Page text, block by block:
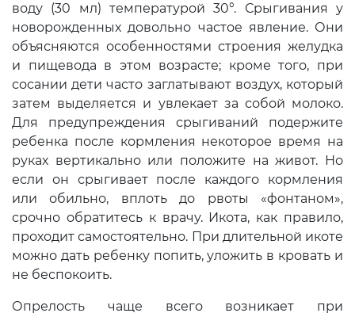
воду (30 мл) температурой 30°. Срыгивания у
новорожденных довольно частое явление. Они
объясняются особенностями строения желудка
и пищевода в этом возрасте; кроме того, при
сосании дети часто заглатывают воздух, который
затем выделяется и увлекает за собой молоко.
Для предупреждения срыгиваний подержите
ребенка после кормления некоторое время на
руках вертикально или положите на живот. Но
если он срыгивает после каждого кормления
или обильно, вплоть до рвоты «фонтаном»,
срочно обратитесь к врачу. Икота, как правило,
проходит самостоятельно. При длительной икоте
можно дать ребенку попить, уложить в кровать и
не беспокоить.
Опрелость чаще всего возникает при